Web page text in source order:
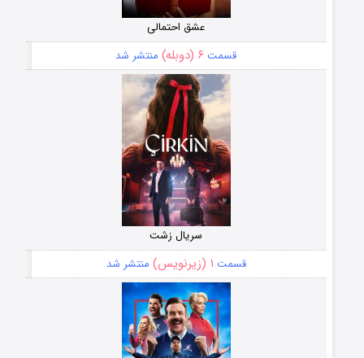
عشق احتمالی
قسمت ۶ (دوبله) منتشر شد
سریال زشت
قسمت ۱ (زیرنویس) منتشر شد